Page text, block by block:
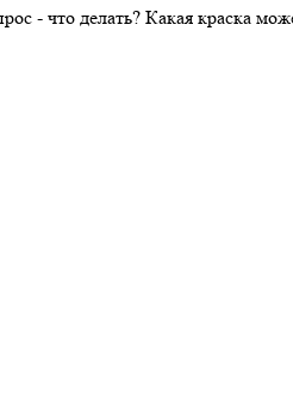
- что делать? Какая краска